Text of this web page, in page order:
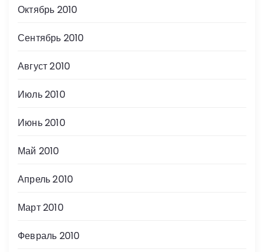
Октябрь 2010
Сентябрь 2010
Август 2010
Июль 2010
Июнь 2010
Май 2010
Апрель 2010
Март 2010
Февраль 2010